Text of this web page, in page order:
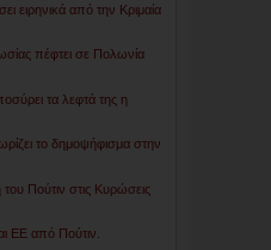
ειρηνικά από την Κριμαία
πέφτει σε Πολωνία
τα λεφτά της η
το δημοψήφισμα στην
Πούτιν στις Κυρώσεις
ΕΕ από Πούτιν.